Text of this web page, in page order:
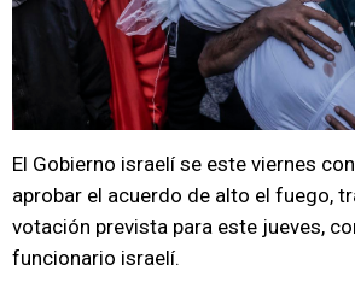
El Gobierno israelí se este viernes
aprobar el acuerdo de alto el fuego,
votación prevista para este jueves,
funcionario israelí.